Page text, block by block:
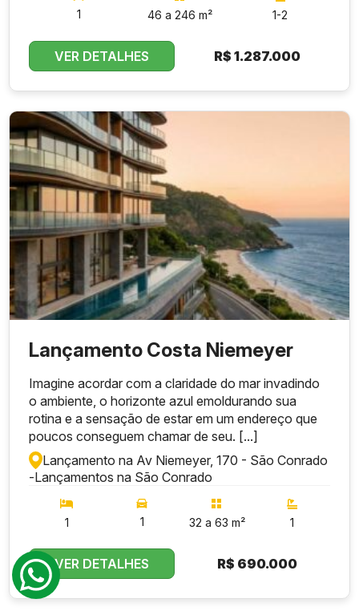
1 46 a 246 m² 1-2
VER DETALHES R$ 1.287.000
Lançamento Costa Niemeyer
Imagine acordar com a claridade do mar invadindo
o ambiente, o horizonte azul emoldurando sua
rotina e a sensação de estar em um endereço que
poucos conseguem chamar de seu. [...]
Lançamento na Av Niemeyer, 170 - São Conrado
-Lançamentos na São Conrado
1 1 32 a 63 m² 1
VER DETALHES R$ 690.000